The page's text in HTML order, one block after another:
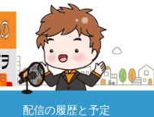
配信の履歴と予定